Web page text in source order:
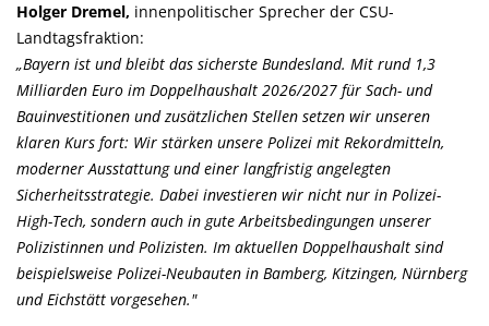
Holger Dremel, innenpolitischer Sprecher der CSU-
Landtagsfraktion:
Bayern ist und bleibt das sicherste Bundesland. Mit rund 1,3
Milliarden Euro im Doppelhaushalt 2026/2027 für Sach- und
Bauinvestitionen und zusätzlichen Stellen setzen wir unseren
klaren Kurs fort: Wir stärken unsere Polizei mit Rekordmitteln,
moderner Ausstattung und einer langfristig angelegten
Sicherheitsstrategie. Dabei investieren wir nicht nur in Polizei-
High-Tech, sondern auch in gute Arbeitsbedingungen unserer
Polizistinnen und Polizisten. Im aktuellen Doppelhaushalt sind
beispielsweise Polizei-Neubauten in Bamberg, Kitzingen, Nürnberg
und Eichstätt vorgesehen."